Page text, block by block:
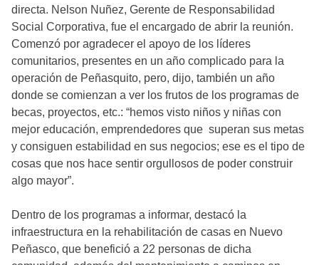
directa. Nelson Nuñez, Gerente de Responsabilidad
Social Corporativa, fue el encargado de abrir la reunión.
Comenzó por agradecer el apoyo de los líderes
comunitarios, presentes en un año complicado para la
operación de Peñasquito, pero, dijo, también un año
donde se comienzan a ver los frutos de los programas de
becas, proyectos, etc.: “hemos visto niños y niñas con
mejor educación, emprendedores que superan sus metas
y consiguen estabilidad en sus negocios; ese es el tipo de
cosas que nos hace sentir orgullosos de poder construir
algo mayor”.
Dentro de los programas a informar, destacó la
infraestructura en la rehabilitación de casas en Nuevo
Peñasco, que benefició a 22 personas de dicha